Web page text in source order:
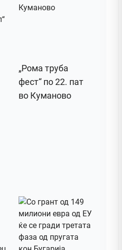
„Рома труба
фест“ по 22. пат
во Куманово